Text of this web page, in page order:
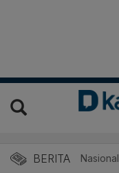
BERITA Nasional